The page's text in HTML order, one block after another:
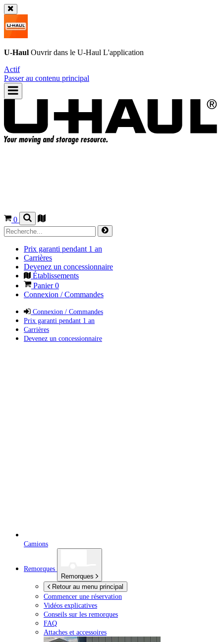
U-Haul Ouvrir dans le U-Haul L'application
Actif
Passer au contenu principal
0
Prix garanti pendant 1 an
Carrières
Devenez un concessionnaire
Établissements
Panier0
Connexion / Commandes
Connexion / Commandes
Prix garanti pendant 1 an
Carrières
Devenez un concessionnaire
Camions
Remorques
Remorques
Retour au menu principal
Commencer une réservation
Vidéos explicatives
Conseils sur les remorques
FAQ
Attaches et accessoires